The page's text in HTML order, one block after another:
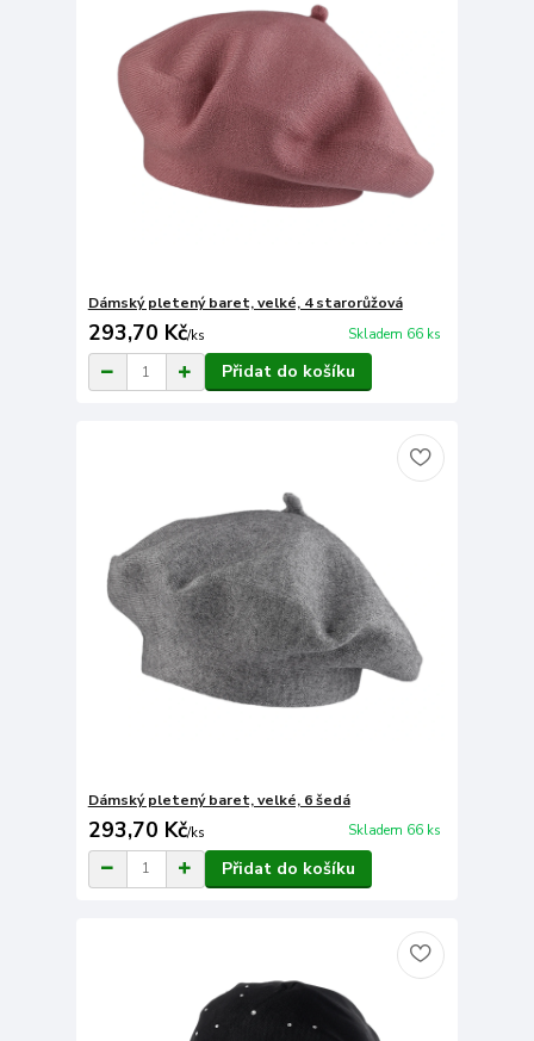
Dámský pletený baret, velké, 4 starorůžová
293,70 Kč/ks Skladem 66 ks
Přidat do košíku
Dámský pletený baret, velké, 6 šedá
293,70 Kč/ks Skladem 66 ks
Přidat do košíku